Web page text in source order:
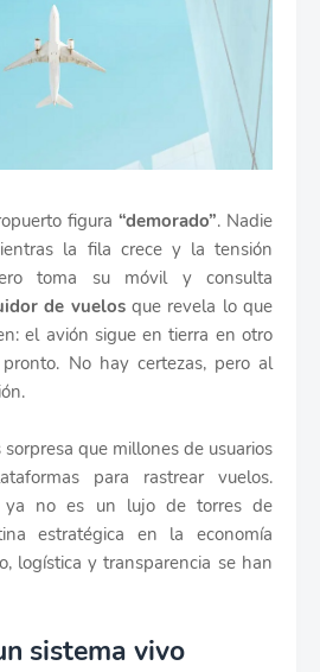
figura “demorado”. Nadie
la fila crece y la tensión
toma su móvil y consulta
de vuelosque revela lo que
el avión sigue en tierra en otro
No hay certezas, pero al
que millones de usuarios
para rastrear vuelos.
ya no es un lujo de torres de
estratégica en la economía
logística y transparencia se han
sistema vivo